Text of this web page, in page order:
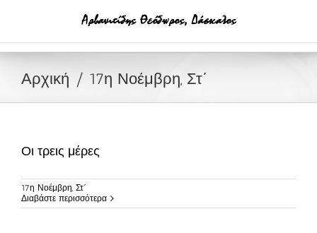
Αρχική 17η Νοέμβρη, Στ΄
Οι τρεις μέρες
17η Νοέμβρη, Στ΄
Διαβάστε περισσότερα